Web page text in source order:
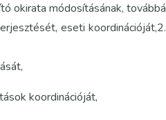
okirata módosításának, továbbá
eseti koordinációját,2.
koordinációját,